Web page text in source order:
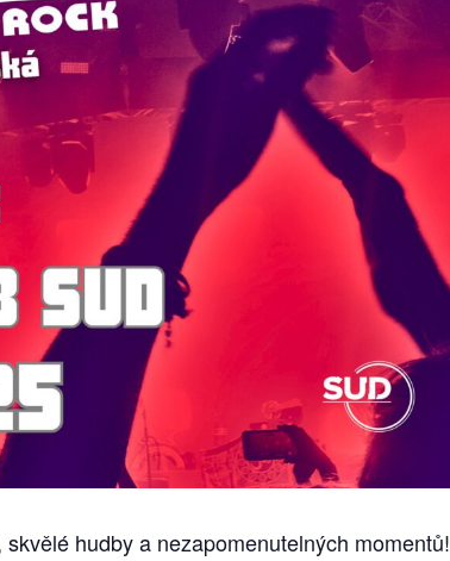
hudby a nezapomenutelných momentů!